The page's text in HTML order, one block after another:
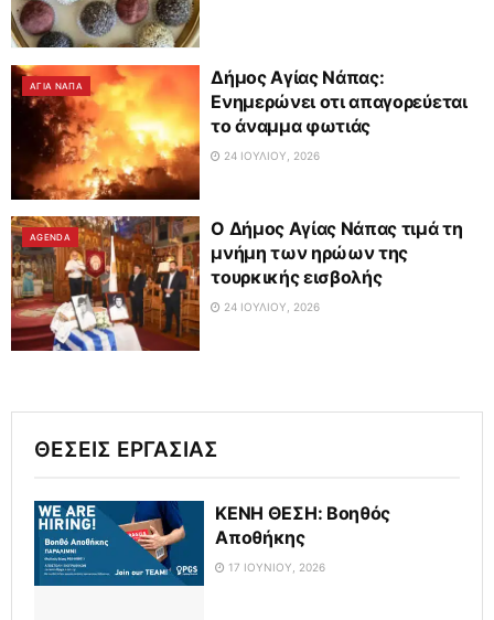
ΑΓΙΑ ΝΑΠΑ
Δήμος Αγίας Νάπας:
Ενημερώνει οτι απαγορεύεται
το άναμμα φωτιάς
24 ΙΟΥΛΊΟΥ, 2026
AGENDA
Ο Δήμος Αγίας Νάπας τιμά τη
μνήμη των ηρώων της
τουρκικής εισβολής
24 ΙΟΥΛΊΟΥ, 2026
ΘΕΣΕΙΣ ΕΡΓΑΣΙΑΣ
ΚΕΝΗ ΘΕΣΗ: Βοηθός
Αποθήκης
17 ΙΟΥΝΊΟΥ, 2026